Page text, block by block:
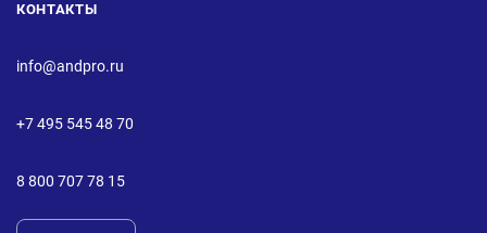
КОНТАКТЫ
info@andpro.ru
+7 495 545 48 70
8 800 707 78 15